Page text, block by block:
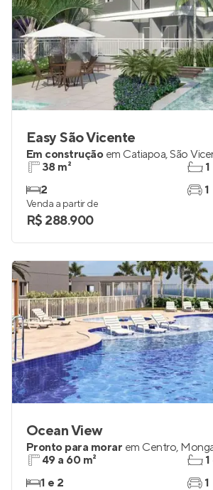
Easy São Vicente
Em construção em Catiapoa,São
38 m²
2
1
1
Venda a partir de
R$ 288.900
Ocean View
Pronto para morar em Centro,
49 a 60 m²
1 e 2
1